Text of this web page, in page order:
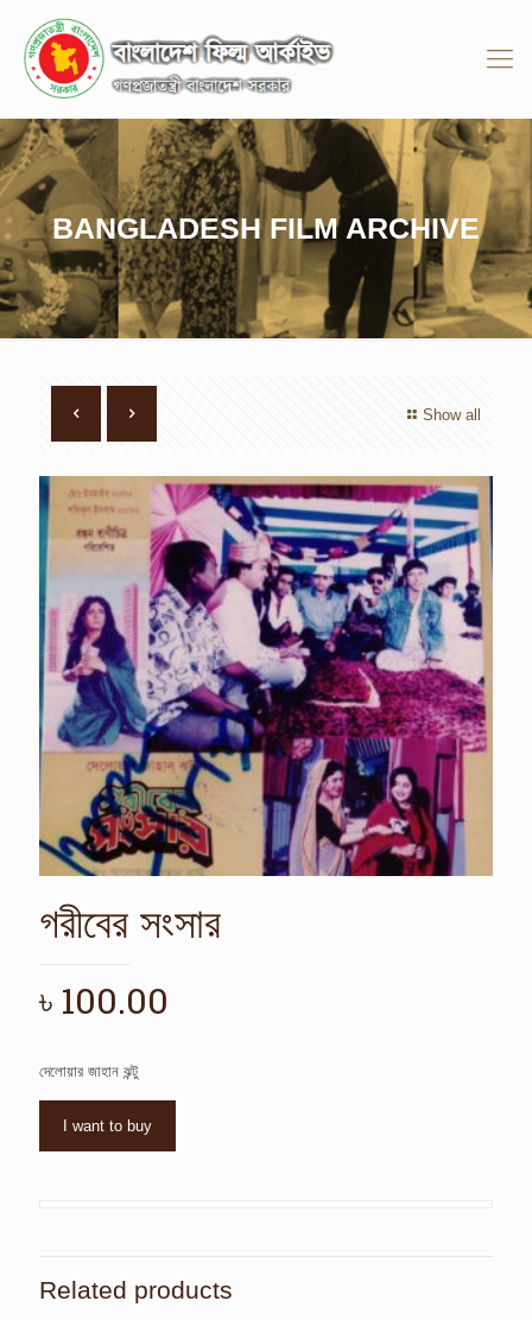
BANGLADESH FILM ARCHIVE
Show all
গরীবের সংসার
৳ 100.00
দেলোয়ার জাহান ঝন্টু
I want to buy
Related products